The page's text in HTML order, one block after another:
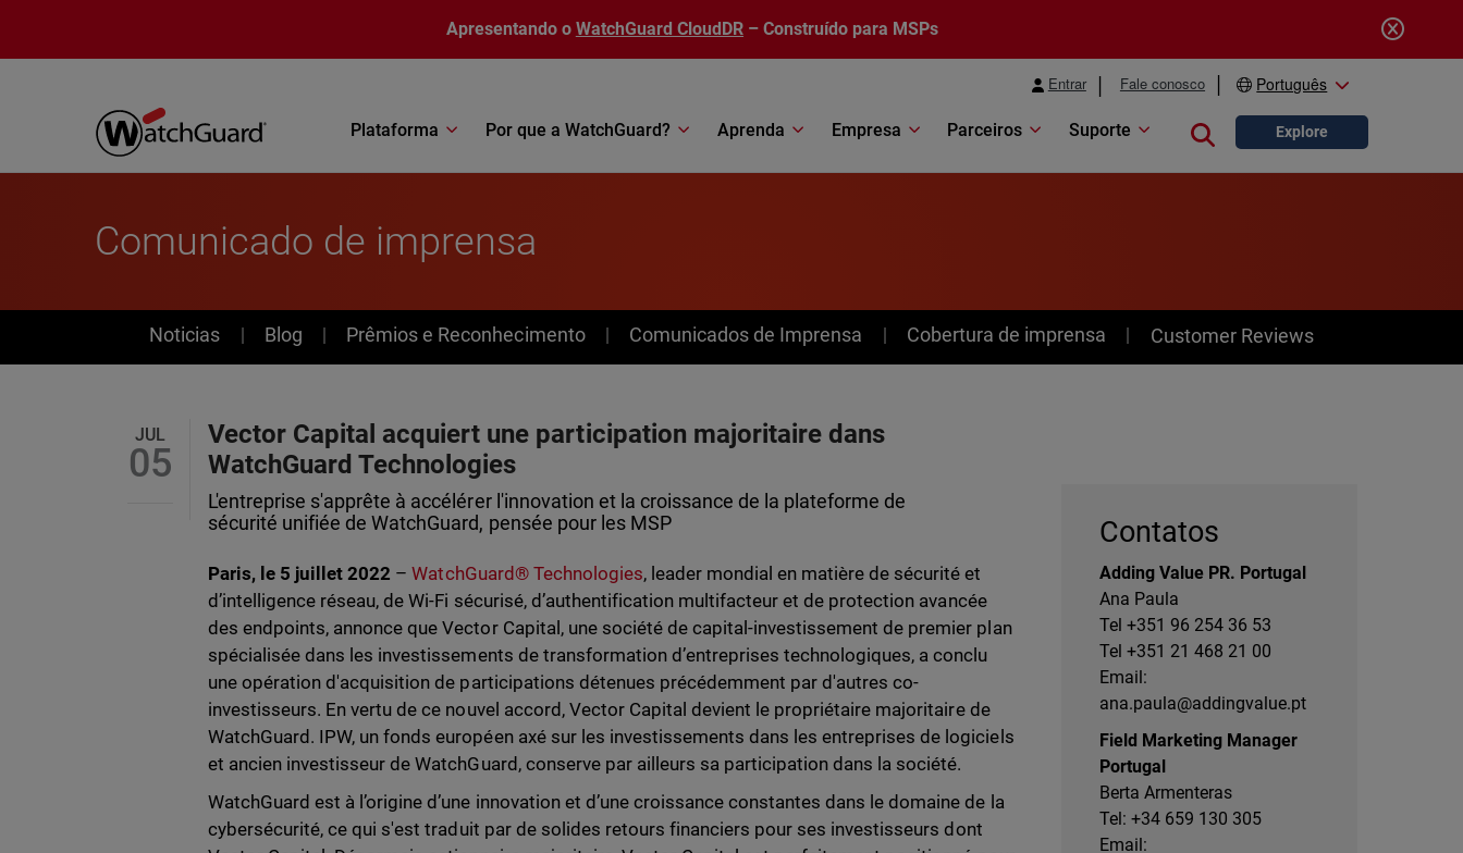
Apresentando o WatchGuard CloudDR – Construído para MSPs
Entrar Fale conosco Português
Plataforma Por que a WatchGuard? Aprenda Empresa Parceiros Suporte Close search
Explore
Comunicado de imprensa
News
Noticias Blog Prêmios e Reconhecimento Comunicados de Imprensa Cobertura de imprensa Customer Reviews
JUL
05
Vector Capital acquiert une participation majoritaire dans
WatchGuard Technologies
L'entreprise s'apprête à accélérer l'innovation et la croissance de la plateforme de
sécurité unifiée de WatchGuard, pensée pour les MSP
Paris, le 5 juillet 2022 –WatchGuard® Technologies, leader mondial en matière de sécurité et
d’intelligence réseau, de Wi-Fi sécurisé, d’authentification multifacteur et de protection avancée
des endpoints, annonce que Vector Capital, une société de capital-investissement de premier plan
spécialisée dans les investissements de transformation d’entreprises technologiques, a conclu
une opération d'acquisition de participations détenues précédemment par d'autres co-
investisseurs. En vertu de ce nouvel accord, Vector Capital devient le propriétaire majoritaire de
WatchGuard. IPW, un fonds européen axé sur les investissements dans les entreprises de logiciels
et ancien investisseur de WatchGuard, conserve par ailleurs sa participation dans la société.
WatchGuard est à l’origine d’une innovation et d’une croissance constantes dans le domaine de la
cybersécurité, ce qui s'est traduit par de solides retours financiers pour ses investisseurs dont
Contatos
Adding Value PR. Portugal
Ana Paula
Tel +351 96 254 36 53
Tel +351 21 468 21 00
Email:
ana.paula@addingvalue.pt
Field Marketing Manager
Portugal
Berta Armenteras
Tel: +34 659 130 305
Email: